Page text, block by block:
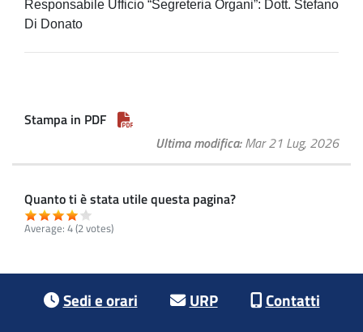
Responsabile Ufficio “Segreteria Organi”: Dott. Stefano
Di Donato
Stampa in PDF
Ultima modifica Mar 21 Lug, 2026
Quanto ti è stata utile questa pagina?
Average: 4(2 votes)
Sedi e orari URP Contatti